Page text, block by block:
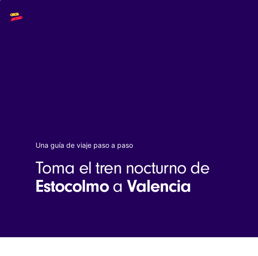
navigation
The API
Book a trip
Interrail passes
Eurail passes
Help & Support
Una guía de viaje paso a paso
Toma el tren nocturno de
Estocolmoa Valencia